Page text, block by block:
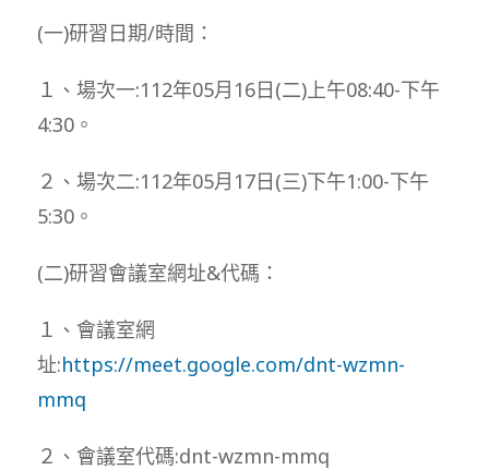
(一)研習日期/時間：
１、場次一:112年05月16日(二)上午08:40-下午
4:30。
２、場次二:112年05月17日(三)下午1:00-下午
5:30。
(二)研習會議室網址&代碼：
１、會議室網
址:https://meet.google.com/dnt-wzmn-
mmq
２、會議室代碼:dnt-wzmn-mmq